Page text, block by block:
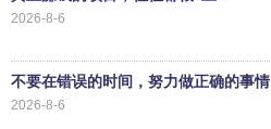
2026-8-6
不要在错误的时间，努力做正确的事情
2026-8-6